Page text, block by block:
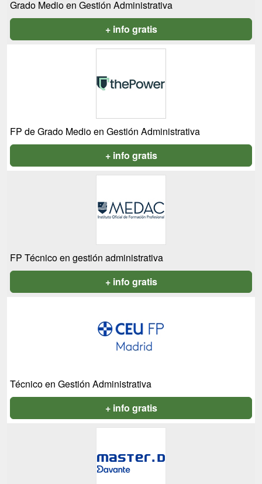
Grado Medio en Gestión Administrativa
+ info gratis
FP de Grado Medio en Gestión Administrativa
+ info gratis
FP Técnico en gestión administrativa
+ info gratis
Técnico en Gestión Administrativa
+ info gratis